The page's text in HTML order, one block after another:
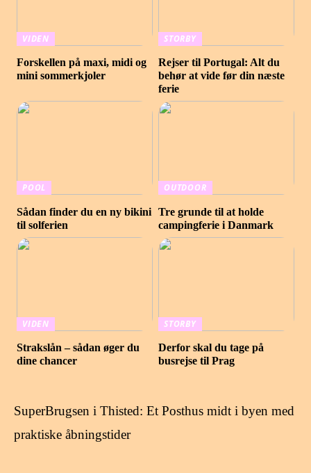
VIDEN
Forskellen på maxi, midi og
mini sommerkjoler
STORBY
Rejser til Portugal: Alt du
behør at vide før din næste
ferie
POOL
Sådan finder du en ny bikini
til solferien
OUTDOOR
Tre grunde til at holde
campingferie i Danmark
VIDEN
Strakslån – sådan øger du
dine chancer
STORBY
Derfor skal du tage på
busrejse til Prag
SuperBrugsen i Thisted: Et Posthus midt i byen med
praktiske åbningstider